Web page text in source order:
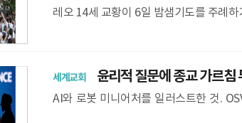
레오 14세 교황이 6일 밤샘기도를 주례
며 현지 청년들의 환영을 받고 있다.
세계교회윤리적 질문에 종교 가르침
AI와 로봇 미니어처를 일러스트한 것.
하는 과정에서 종교의 가르침을 배제해